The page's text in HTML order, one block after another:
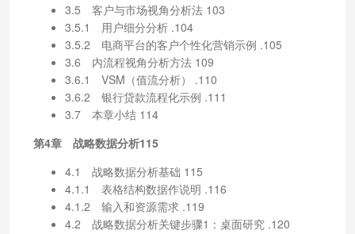
3.5 客户与市场视角分析法 103
3.5.1 用户细分分析 .104
3.5.2 电商平台的客户个性化营销示例 .105
3.6 内流程视角分析方法 109
3.6.1 VSM（值流分析） .110
3.6.2 银行贷款流程化示例 .111
3.7 本章小结 114
第4章 战略数据分析115
4.1 战略数据分析基础 115
4.1.1 表格结构数据作说明 .116
4.1.2 输入和资源需求 .119
4.2 战略数据分析关键步骤1：桌面研究 .120